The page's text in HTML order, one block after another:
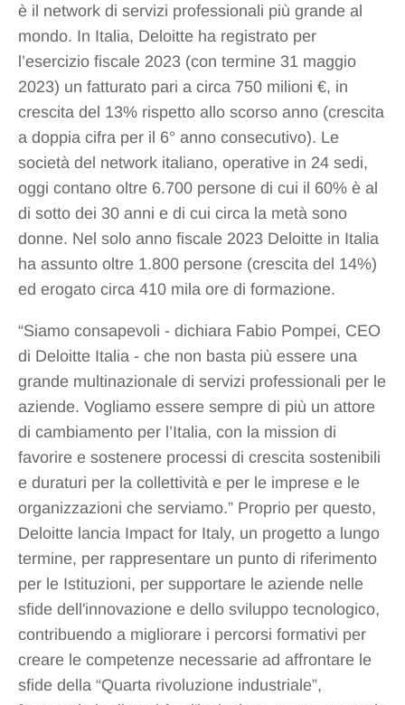
è il network di servizi professionali più grande al
mondo. In Italia, Deloitte ha registrato per
l’esercizio fiscale 2023 (con termine 31 maggio
2023) un fatturato pari a circa 750 milioni €, in
crescita del 13% rispetto allo scorso anno (crescita
a doppia cifra per il 6° anno consecutivo). Le
società del network italiano, operative in 24 sedi,
oggi contano oltre 6.700 persone di cui il 60% è al
di sotto dei 30 anni e di cui circa la metà sono
donne. Nel solo anno fiscale 2023 Deloitte in Italia
ha assunto oltre 1.800 persone (crescita del 14%)
ed erogato circa 410 mila ore di formazione.
“Siamo consapevoli - dichiara Fabio Pompei, CEO
di Deloitte Italia - che non basta più essere una
grande multinazionale di servizi professionali per le
aziende. Vogliamo essere sempre di più un attore
di cambiamento per l’Italia, con la mission di
favorire e sostenere processi di crescita sostenibili
e duraturi per la collettività e per le imprese e le
organizzazioni che serviamo.” Proprio per questo,
Deloitte lancia Impact for Italy, un progetto a lungo
termine, per rappresentare un punto di riferimento
per le Istituzioni, per supportare le aziende nelle
sfide dell'innovazione e dello sviluppo tecnologico,
contribuendo a migliorare i percorsi formativi per
creare le competenze necessarie ad affrontare le
sfide della “Quarta rivoluzione industriale”,